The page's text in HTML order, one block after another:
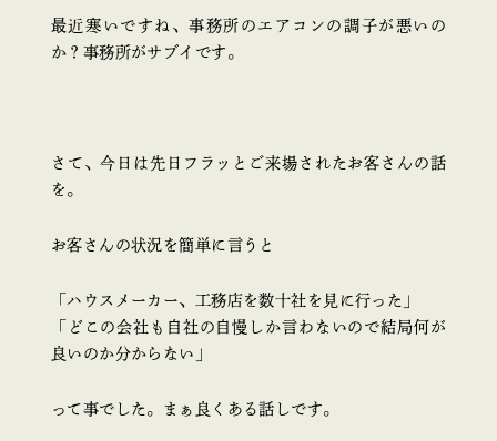
最近寒いですね、事務所のエアコンの調子が悪いの
か？事務所がサブイです。
さて、今日は先日フラッとご来場されたお客さんの話
を。
お客さんの状況を簡単に言うと
「ハウスメーカー、工務店を数十社を見に行った」
「どこの会社も自社の自慢しか言わないので結局何が
良いのか分からない」
って事でした。まぁ良くある話しです。